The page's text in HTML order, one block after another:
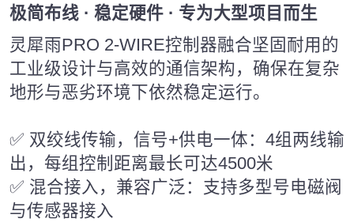
极简布线 · 稳定硬件 · 专为大型项目而生
灵犀雨PRO 2-WIRE控制器融合坚固耐用的
工业级设计与高效的通信架构，确保在复杂
地形与恶劣环境下依然稳定运行。
✅ 双绞线传输，信号+供电一体：4组两线输
出，每组控制距离最长可达4500米
✅ 混合接入，兼容广泛：支持多型号电磁阀
与传感器接入